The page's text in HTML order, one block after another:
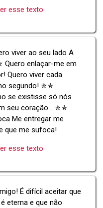
esse texto
viver ao seu lado A
enlaçar-me em
Quero viver cada
segundo! ✯✯
se existisse só nós
seu coração... ✯✯
Me entregar me
que me sufoca!
esse texto
É difícil aceitar que
eterna e que não